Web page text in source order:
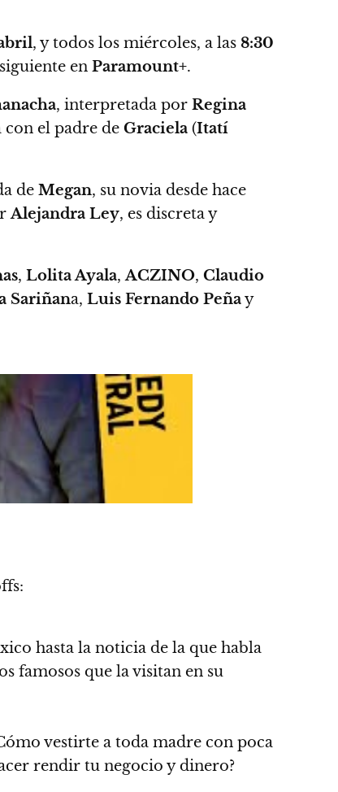
, y todos los miércoles, a las 8:30
en Paramount+.
, interpretada por Regina
con el padre de Graciela (Itatí
de Megan, su novia desde hace
Alejandra Ley, es discreta y
, Lolita Ayala,ACZINO, Claudio
Sariñana, Luis Fernando Peñay
hasta la noticia de la que habla
famosos que la visitan en su
vestirte a toda madre con poca
rendir tu negocio y dinero?